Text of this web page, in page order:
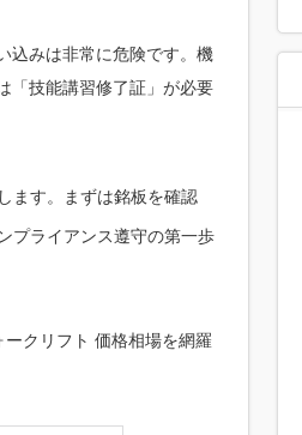
込みは非常に危険です。機
「技能講習修了証」が必要
ます。まずは銘板を確認
プライアンス遵守の第一歩
クリフト 価格相場を網羅